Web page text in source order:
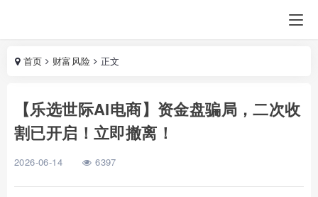
首页 财富风险 正文
【乐选世际AI电商】资金盘骗局，二次收
割已开启！立即撤离！
2026-06-14 6397